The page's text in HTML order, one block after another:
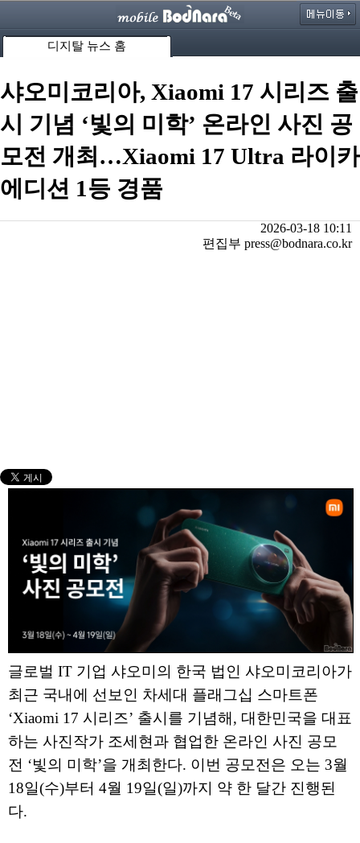
디지탈 뉴스 홈
샤오미코리아, Xiaomi 17 시리즈 출
시 기념 ‘빛의 미학’ 온라인 사진 공
모전 개최…Xiaomi 17 Ultra 라이카
에디션 1등 경품
2026-03-18 10:11
편집부 press@bodnara.co.kr
글로벌 IT 기업 샤오미의 한국 법인 샤오미코리아가
최근 국내에 선보인 차세대 플래그십 스마트폰
‘Xiaomi 17 시리즈’ 출시를 기념해, 대한민국을 대표
하는 사진작가 조세현과 협업한 온라인 사진 공모
전 ‘빛의 미학’을 개최한다. 이번 공모전은 오는 3월
18일(수)부터 4월 19일(일)까지 약 한 달간 진행된
다.